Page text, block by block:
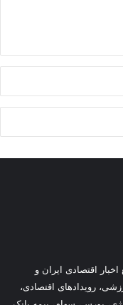
اقتصادی ایران و
رویدادهای اقتصادی،